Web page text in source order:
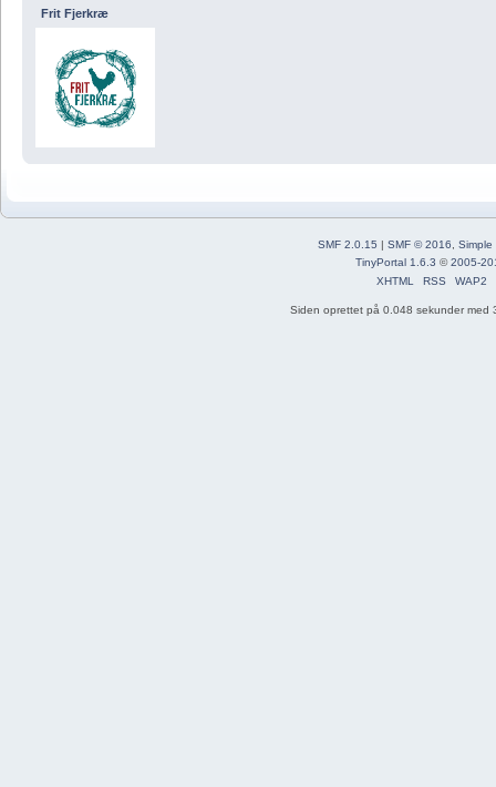
Frit Fjerkræ
SMF 2.0.15 | SMF © 2016
Simple
TinyPortal 1.6.3 ©2005-
XHTML
RSS WAP2
Siden oprettet på 0.048 sekunder med